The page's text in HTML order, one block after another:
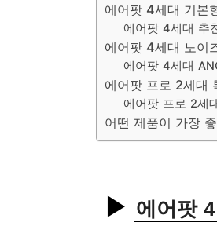
에어팟 4세대 기본
에어팟 4세대 추
에어팟 4세대 노이
에어팟 4세대
에어팟 프로 2세대
에어팟 프로 2세
어떤 제품이 가장
에어팟